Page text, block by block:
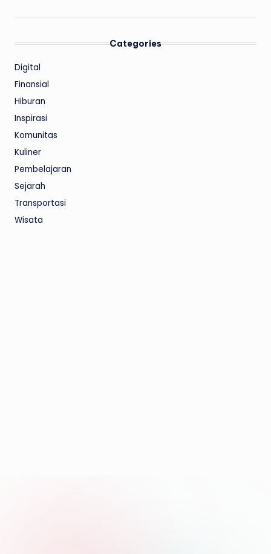
Categories
Digital
Finansial
Hiburan
Inspirasi
Komunitas
Kuliner
Pembelajaran
Sejarah
Transportasi
Wisata